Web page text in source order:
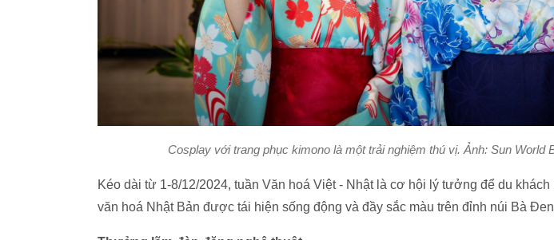
Cosplay với trang phục kimono là một trải nghiệm thú vị. Ảnh: Sun World
Kéo dài từ 1-8/12/2024, tuần Văn hoá Việt - Nhật là cơ hội lý tưởng để du
văn hoá Nhật Bản được tái hiện sống động và đầy sắc màu trên đỉnh núi Bà